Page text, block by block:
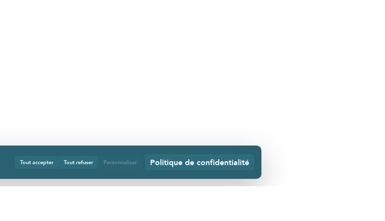
Tout accepter Tout refuser Personnaliser Politique de confidentialité